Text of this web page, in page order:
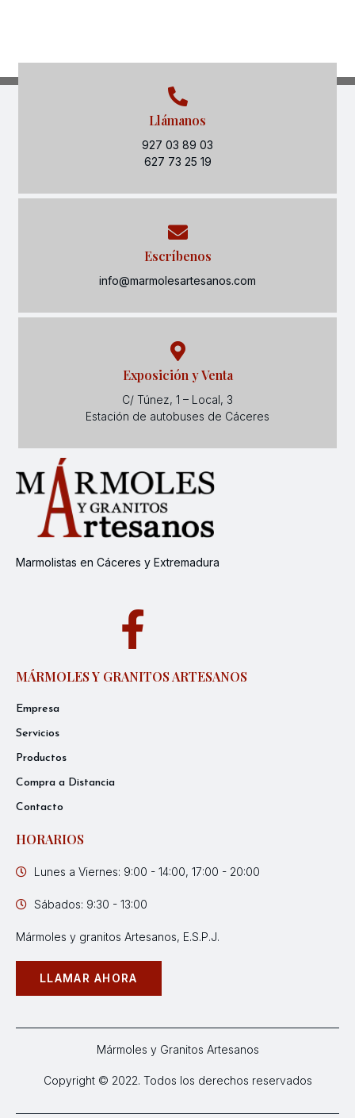
Llámanos
927 03 89 03
627 73 25 19
Escríbenos
info@marmolesartesanos.com
Exposición y Venta
C/ Túnez, 1 – Local, 3
Estación de autobuses de Cáceres
Marmolistas en Cáceres y Extremadura
MÁRMOLES Y GRANITOS ARTESANOS
Empresa
Servicios
Productos
Compra a Distancia
Contacto
HORARIOS
Lunes a Viernes: 9:00 - 14:00, 17:00 - 20:00
Sábados: 9:30 - 13:00
Mármoles y granitos Artesanos, E.S.P.J.
LLAMAR AHORA
Mármoles y Granitos Artesanos
Copyright © 2022. Todos los derechos reservados